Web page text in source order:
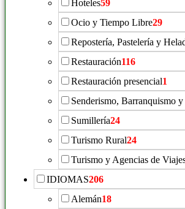
Hoteles59
Ocio y Tiempo Libre29
Repostería, Pastelería y
Restauración116
Restauración presencial1
Senderismo, Barranquismo
Sumillería24
Turismo Rural24
Turismo y Agencias de
IDIOMAS206
Alemán18